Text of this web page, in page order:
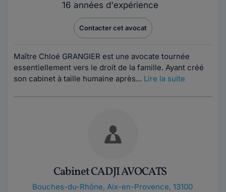
16 années d'expérience
Contacter cet avocat
Maître Chloé GRANGIER est une avocate tournée
essentiellement vers le droit de la famille. Ayant créé
son cabinet à taille humaine après... Lire la suite
Cabinet CADJI AVOCATS
Bouches-du-Rhône, Aix-en-Provence, 13100